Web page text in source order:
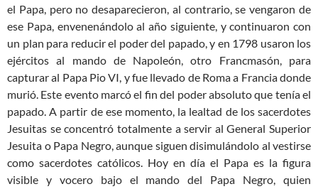
el Papa, pero no desaparecieron, al contrario, se vengaron de
ese Papa, envenenándolo al año siguiente, y continuaron con
un plan para reducir el poder del papado, y en 1798 usaron los
ejércitos al mando de Napoleón, otro Francmasón, para
capturar al Papa Pio VI, y fue llevado de Roma a Francia donde
murió. Este evento marcó el fin del poder absoluto que tenía el
papado. A partir de ese momento, la lealtad de los sacerdotes
Jesuitas se concentró totalmente a servir al General Superior
Jesuita o Papa Negro, aunque siguen disimulándolo al vestirse
como sacerdotes católicos. Hoy en día el Papa es la figura
visible y vocero bajo el mando del Papa Negro, quien